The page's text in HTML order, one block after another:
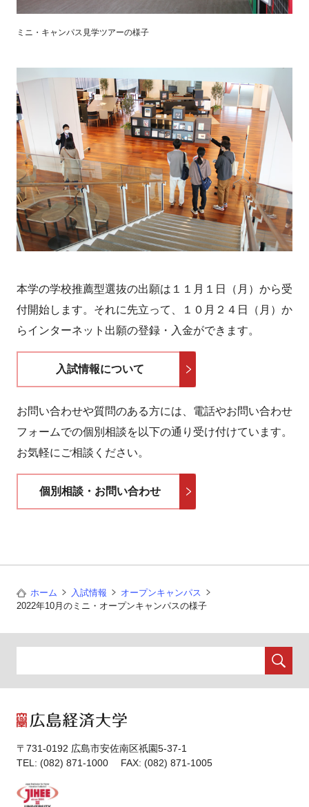
ミニ・キャンパス見学ツアーの様子
本学の学校推薦型選抜の出願は１１月１日（月）から受
付開始します。それに先立って、１０月２４日（月）か
らインターネット出願の登録・入金ができます。
入試情報について
お問い合わせや質問のある方には、電話やお問い合わせ
フォームでの個別相談を以下の通り受け付けています。
お気軽にご相談ください。
個別相談・お問い合わせ
ホーム 入試情報
オープンキャンパス
2022年10月のミニ・オープンキャンパスの様子
〒731-0192 広島市安佐南区祇園5-37-1
TEL: (082) 871-1000 FAX: (082) 871-1005